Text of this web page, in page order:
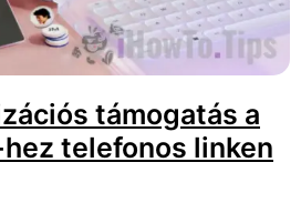
támogatás a
telefonos linken